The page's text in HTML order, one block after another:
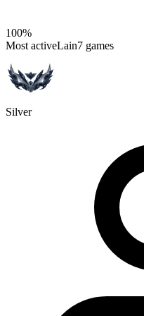
100%
Most activeLain7 games
Silver